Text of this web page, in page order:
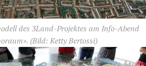
des 3Land-Projektes am Info-Abend
(Bild: Ketty Bertossi)